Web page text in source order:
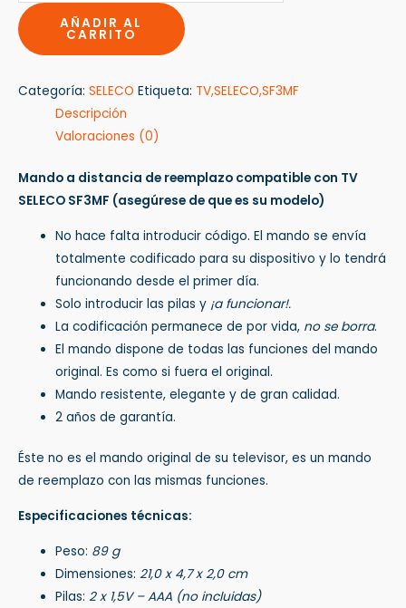
AÑADIR AL
CARRITO
Categoría: SELECO Etiqueta: TV,SELECO,SF3MF
Descripción
Valoraciones (0)
Mando a distancia de reemplazo compatible con TV
SELECO SF3MF (asegúrese de que es su modelo)
No hace falta introducir código. El mando se envía
totalmente codificado para su dispositivo y lo tendrá
funcionando desde el primer día.
Solo introducir las pilas y ¡a funcionar!.
La codificación permanece de por vida, no se borra.
El mando dispone de todas las funciones del mando
original. Es como si fuera el original.
Mando resistente, elegante y de gran calidad.
2 años de garantía.
Éste no es el mando original de su televisor, es un mando
de reemplazo con las mismas funciones.
Especificaciones técnicas:
Peso: 89 g
Dimensiones:21,0 x 4,7 x 2,0 cm
Pilas:2 x 1,5V – AAA (no incluidas)